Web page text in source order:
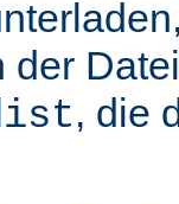
der Datei
, die